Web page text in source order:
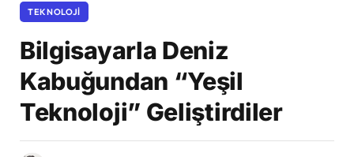
TEKNOLOJI
Bilgisayarla Deniz
Kabuğundan “Yeşil
Teknoloji” Geliştirdiler